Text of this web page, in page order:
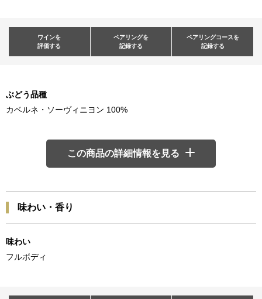
ワインを
評価する
ペアリングを
記録する
ペアリングコースを
記録する
ぶどう品種
カベルネ・ソーヴィニヨン 100%
この商品の詳細情報を見る
味わい・香り
味わい
フルボディ